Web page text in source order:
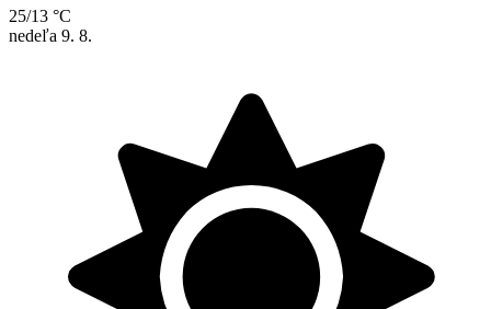
25/13 °C
nedeľa 9. 8.